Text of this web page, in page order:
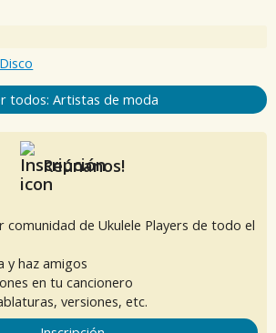
todos: Artistas de moda
Reúnanos!
comunidad de Ukulele Players de todo el
y haz amigos
en tu cancionero
versiones, etc.